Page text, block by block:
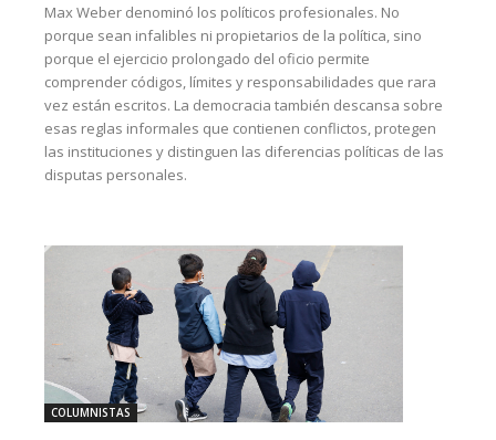
Max Weber denominó los políticos profesionales. No
porque sean infalibles ni propietarios de la política, sino
porque el ejercicio prolongado del oficio permite
comprender códigos, límites y responsabilidades que rara
vez están escritos. La democracia también descansa sobre
esas reglas informales que contienen conflictos, protegen
las instituciones y distinguen las diferencias políticas de las
disputas personales.
COLUMNISTAS